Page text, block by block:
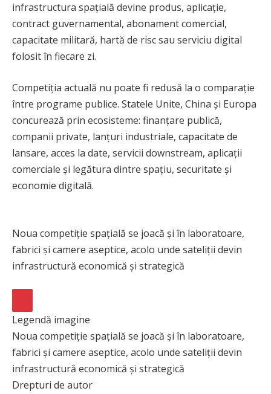
infrastructura spațială devine produs, aplicație,
contract guvernamental, abonament comercial,
capacitate militară, hartă de risc sau serviciu digital
folosit în fiecare zi.
Competiția actuală nu poate fi redusă la o comparație
între programe publice. Statele Unite, China și Europa
concurează prin ecosisteme: finanțare publică,
companii private, lanțuri industriale, capacitate de
lansare, acces la date, servicii downstream, aplicații
comerciale și legătura dintre spațiu, securitate și
economie digitală.
Noua competiție spațială se joacă și în laboratoare,
fabrici și camere aseptice, acolo unde sateliții devin
infrastructură economică și strategică
AFIȘEAZĂ
INFORMAȚIILE
IMAGINII
Legendă imagine
Noua competiție spațială se joacă și în laboratoare,
fabrici și camere aseptice, acolo unde sateliții devin
infrastructură economică și strategică
Drepturi de autor